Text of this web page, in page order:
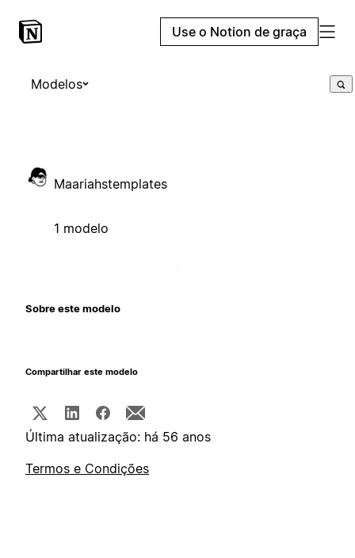
Use o Notion de graça
Modelos
Maariahstemplates
1 modelo
Sobre este modelo
Compartilhar este modelo
Última atualização: há 56 anos
Termos e Condições